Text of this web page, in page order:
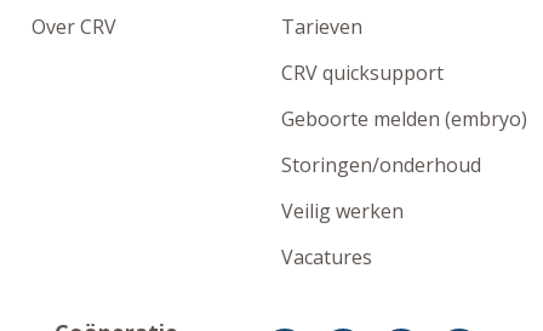
Over CRV
Tarieven
CRV quicksupport
Geboorte melden (embryo)
Storingen/onderhoud
Veilig werken
Vacatures